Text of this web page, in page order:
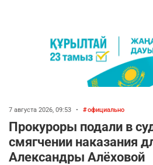
7 августа 2026, 09:53 • официально
Прокуроры подали в
смягчении наказания
Александры Алёховой